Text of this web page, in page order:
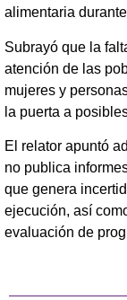
alimentaria
Subrayó que la
atención de las
mujeres y
la puerta a
El relator apuntó
no publica
que genera
ejecución, así
evaluación de